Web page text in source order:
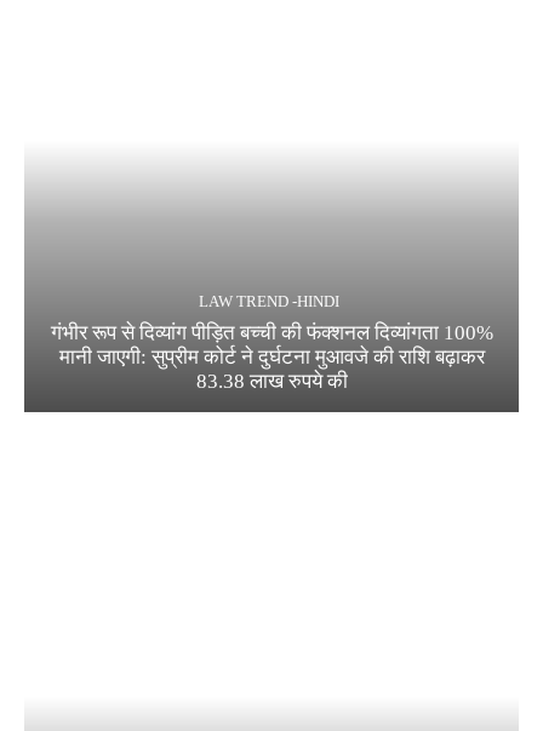
LAW TREND -HINDI
गंभीर रूप से दिव्यांग पीड़ित बच्ची की फंक्शनल दिव्यांगता 100%
मानी जाएगी: सुप्रीम कोर्ट ने दुर्घटना मुआवजे की राशि बढ़ाकर
83.38 लाख रुपये की